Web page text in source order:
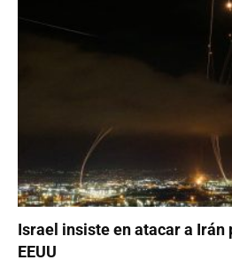
Israel insiste en atacar a Irán
EEUU